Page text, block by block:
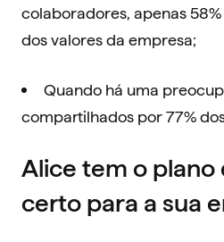
colaboradores, apenas
dos valores da empresa;
Quando há uma
compartilhados por 77%
Alice tem o plano
certo para a sua